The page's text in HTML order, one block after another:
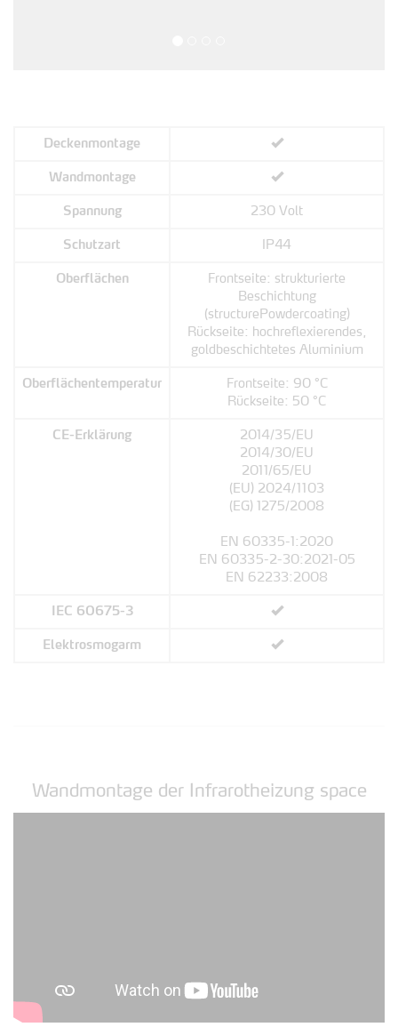
Deckenmontage
Wandmontage
Spannung 230 Volt
Schutzart IP44
Oberflächen
Frontseite: strukturierte
Beschichtung
(structurePowdercoating)
Rückseite: hochreflexierendes,
goldbeschichtetes Aluminium
Oberflächentemperatur
Frontseite: 90 °C
Rückseite: 50 °C
CE-Erklärung
2014/35/EU
2014/30/EU
2011/65/EU
(EU) 2024/1103
(EG) 1275/2008
EN 60335-1:2020
EN 60335-2-30:2021-05
EN 62233:2008
IEC 60675-3
Elektrosmogarm
Wandmontage der Infrarotheizung space